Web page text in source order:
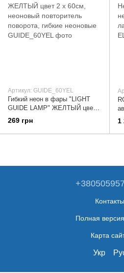
Артикул: GUIDE_60YEL
Гибкий неон в фары "LIGHT
GUIDE LAMP" ЖЕЛТЫЙ цвет 2
х 60см, неоновый повторитель
поворота, гибкие неоновые
269 грн 1
Контакты
Полная
Карта
Укр